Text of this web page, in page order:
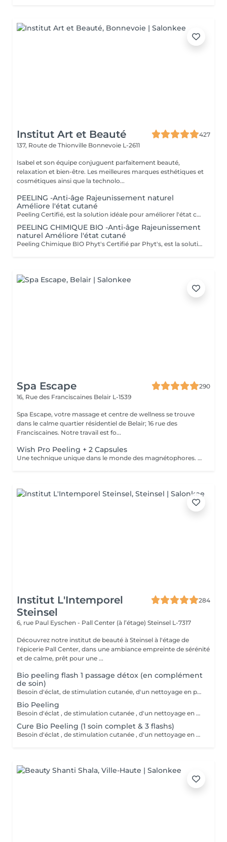
Institut Art et Beauté
427
137, Route de Thionville Bonnevoie L-2611
Isabel et son équipe conjuguent parfaitement beauté,
relaxation et bien-être. Les meilleures marques esthétiques et
cosmétiques ainsi que la technolo...
PEELING -Anti-âge Rajeunissement naturel
Améliore l'état cutané
Peeling Certifié, est la solution idéale pour améliorer l'état cutané et lutter efficacement contre les signes du vieillissement. Ce soin avancé associe la puissance des ingrédients naturels à la rigueur des produits biologiques pour offrir des résultats visibles et durables. Certification BIO : Profitez de produits certifiés bio, garantissant une formulation respectueuse de votre peau et de l'environnement, tout en vous assurant une qualité irréprochable. Ingrédients naturels : Enrichi en actifs naturels, ce peeling favorise le renouvellement cellulaire, affine le grain de peau et améliore la texture cutanée pour un teint plus uniforme et éclatant. Ampoules individuelles : Chaque soin est conditionné en ampoules individuelles pour garantir une hygiène optimale, une fraîcheur parfaite à chaque application, et une précision dans l'utilisation des doses. Esthéticiennes Lisete Marie Francesca Mirza Déborah Une routine régulière de soins contribue à maintenir l'élasticité, la fermeté et l'éclat de votre peau, tout en prévenant les signes du vieillissement prématuré. Chaque soin que vous apportez à votre peau est un pas vers une beauté durable et naturellement rajeunie. Offrez à votre peau le meilleur de la nature avec le Peeling et découvrez une peau revitalisée et éclatante !
PEELING CHIMIQUE BIO -Anti-âge Rajeunissement
naturel Améliore l'état cutané
Peeling Chimique BIO Phyt's Certifié par Phyt's, est la solution idéale pour améliorer l'état cutané et lutter efficacement contre les signes du vieillissement. Ce soin avancé associe la puissance des ingrédients naturels à la rigueur des produits biologiques pour offrir des résultats visibles et durables. Certification BIO : Profitez de produits certifiés bio, garantissant une formulation respectueuse de votre peau et de l'environnement, tout en vous assurant une qualité irréprochable. Ingrédients naturels : Enrichi en actifs naturels, ce peeling favorise le renouvellement cellulaire, affine le grain de peau et améliore la texture cutanée pour un teint plus uniforme et éclatant. Ampoules individuelles : Chaque soin est conditionné en ampoules individuelles pour garantir une hygiène optimale, une fraîcheur parfaite à chaque application, et une précision dans l'utilisation des doses. Estheticiene Fatima Lisete Marie Francesca Mirza Déborah Une routine régulière de soins contribue à maintenir l'élasticité, la fermeté et l'éclat de votre peau, tout en prévenant les signes du vieillissement prématuré. Chaque soin que vous apportez à votre peau est un pas vers une beauté durable et naturellement rajeunie. Offrez à votre peau le meilleur de la nature avec le Peeling Chimique BIO Phyt's et découvrez une peau revitalisée et éclatante !
Spa Escape
290
16, Rue des Franciscaines Belair L-1539
Spa Escape, votre massage et centre de wellness se trouve
dans le calme quartier résidentiel de Belair; 16 rue des
Franciscaines. Notre travail est fo...
Wish Pro Peeling + 2 Capsules
Une technique unique dans le monde des magnétophores. Grâce à l'attraction des champs magnétiques encapsulés dans une mini machine tenue à la main, cette technique permet de forcer le passage des actifs cosmétiques à travers la barrière cutanée pour agir au cur des cellules. Résultat visible dès la première séance. Les capsules sont soigneusement choisies en fonction d'une consultation avec votre pour vos besoins spécifiques. Une peau d'apparence jeune sans injections !
Institut L'Intemporel
Steinsel
284
6, rue Paul Eyschen - Pall Center (à l’étage) Steinsel L-7317
Découvrez notre institut de beauté à Steinsel à l'étage de
l'épicerie Pall Center, dans une ambiance empreinte de sérénité
et de calme, prêt pour une ...
Bio peeling flash 1 passage détox (en complément
de soin)
Besoin d'éclat, de stimulation cutanée, d'un nettoyage en profondeur? Avec l'action combinée d'acides hyaluroniques, lactiques et salicyliques, additionnés de planctons marins et de camphre, ce soin coche toutes les cases d'un soin cabine PROFESSIONNEL. A tester .
Bio Peeling
Besoin d'éclat , de stimulation cutanée , d'un nettoyage en profondeur ? Avec l action combinée d'acides hyaluroniques , lactiques et salicyliques , complétés de planctons marins et camphre ce soin coche toutes les cases d'un soin cabine PROFESSIONNEL . A tester .
Cure Bio Peeling (1 soin complet & 3 flashs)
Besoin d'éclat , de stimulation cutanée , d'un nettoyage en profondeur ? Avec l action combinée d'acides hyaluroniques , lactiques et salicyliques , complétés de planctons marins et camphre ce soin coche toutes les cases d'un soin cabine PROFESSIONNEL . A tester . En cure sur 4 à 6 semaines.